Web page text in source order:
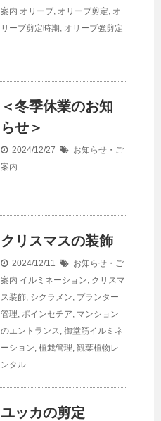
案内 オリーブ, オリーブ剪定, オ
リーブ剪定時期 , オリーブ強剪定
＜冬季休業のお知
らせ＞
2024/12/27
お知らせ・ご
案内
クリスマスの装飾
2024/12/11
お知らせ・ご
案内 イルミネーション, クリスマ
ス装飾, シクラメン, プランター
管理, ポインセチア, マンション
のエントランス, 御堂筋イルミネ
ーション, 植栽管理, 観葉植物レ
ンタル
ユッカの剪定